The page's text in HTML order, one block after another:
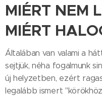
MIÉRT NEM
MIÉRT
Általában van valami a
sejtjük, néha fogalmunk
új helyzetben, ezért
legalább ismert